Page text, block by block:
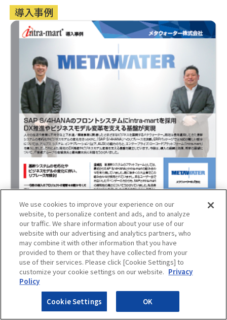
導入事例
We use cookies to improve your experience on our
website, to personalize content and ads, and to analyze
our traffic. We share information about your use of our
website with our advertising and analytics partners, who
may combine it with other information that you have
provided to them or that they have collected from your
use of their services. Please click [Cookie Settings] to
customize your cookie settings on our website. Privacy
Policy
Cookie Settings OK